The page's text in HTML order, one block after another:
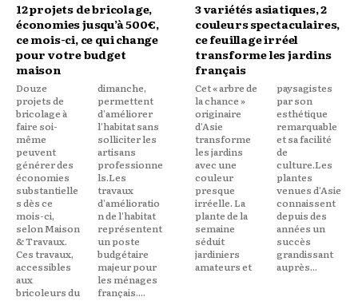
12 projets de bricolage,
économies jusqu’à 500€,
ce mois-ci, ce qui change
pour votre budget
maison
Douze
projets de
bricolage à
faire soi-
même
peuvent
générer des
économies
substantielle
s dès ce
mois-ci,
selon Maison
& Travaux.
Ces travaux,
accessibles
aux
bricoleurs du
dimanche,
permettent
d'améliorer
l'habitat sans
solliciter les
artisans
professionne
ls.Les
travaux
d'amélioratio
n de l'habitat
représentent
un poste
budgétaire
majeur pour
les ménages
français....
3 variétés asiatiques, 2
couleurs spectaculaires,
ce feuillage irréel
transforme les jardins
français
Cet « arbre de
la chance »
originaire
d'Asie
transforme
les jardins
avec une
couleur
presque
irréelle. La
plante de la
semaine
séduit
jardiniers
amateurs et
paysagistes
par son
esthétique
remarquable
et sa facilité
de
culture.Les
plantes
venues d'Asie
connaissent
depuis des
années un
succès
grandissant
auprès...